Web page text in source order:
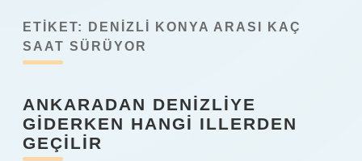
Yasal Uyarı
ETIKET:
DENIZLI KONYA ARASI KAÇ
SAAT SÜRÜYOR
ANKARADAN DENIZLIYE
GIDERKEN HANGI ILLERDEN
GEÇILIR